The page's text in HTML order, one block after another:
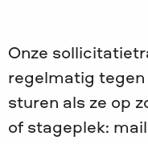
Onze
regelmatig tegen
sturen als ze op
of stageplek: